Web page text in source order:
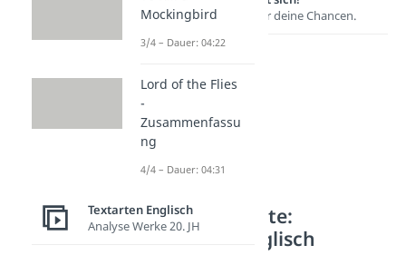
Entdecke hier deine Chancen.
Weitere Inhalte:
Textarten Englisch
Mockingbird
3/4 – Dauer: 04:22
Lord of the Flies
-
Zusammenfassu
ng
4/4 – Dauer: 04:31
Textarten Englisch
Analyse Werke 20. JH